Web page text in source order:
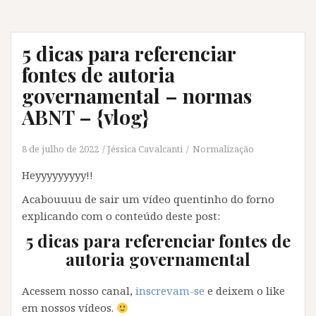
fontes
de
autoria
governamental
–
normas
ABNT”
5 dicas para referenciar
fontes de autoria
governamental – normas
ABNT – {vlog}
8 de julho de 2022 Jéssica Cavalcanti Normalização
Heyyyyyyyyy!!
Acabouuuu de sair um vídeo quentinho do forno
explicando com o conteúdo deste post:
5 dicas para referenciar fontes de
autoria governamental
Acessem nosso canal, inscrevam-se e deixem o like
em nossos vídeos.